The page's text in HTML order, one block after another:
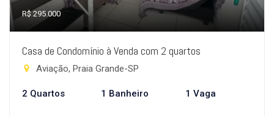
R$ 295.000
Casa de Condomínio à Venda com 2 quartos
Aviação, Praia Grande-SP
2 Quartos 1 Banheiro 1 Vaga